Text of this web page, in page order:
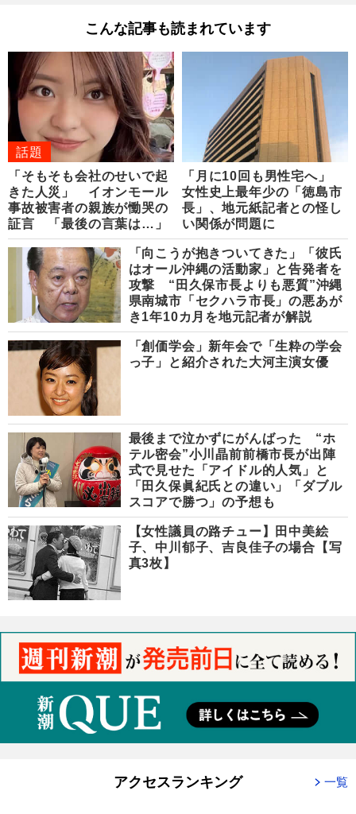
こんな記事も読まれています
話題
「そもそも会社のせいで起
きた人災」 イオンモール
事故被害者の親族が慟哭の
証言 「最後の言葉は…」
「月に10回も男性宅へ」
女性史上最年少の「徳島市
長」、地元紙記者との怪し
い関係が問題に
「向こうが抱きついてきた」「彼氏
はオール沖縄の活動家」と告発者を
攻撃 “田久保市長よりも悪質”沖縄
県南城市「セクハラ市長」の悪あが
き1年10カ月を地元記者が解説
「創価学会」新年会で「生粋の学会
っ子」と紹介された大河主演女優
最後まで泣かずにがんばった “ホ
テル密会”小川晶前前橋市長が出陣
式で見せた「アイドル的人気」と
「田久保眞紀氏との違い」「ダブル
スコアで勝つ」の予想も
【女性議員の路チュー】田中美絵
子、中川郁子、吉良佳子の場合【写
真3枚】
アクセスランキング 一覧